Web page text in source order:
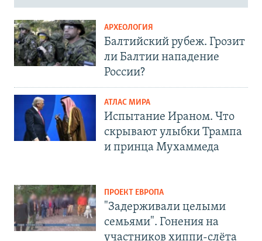
АРХЕОЛОГИЯ
Балтийский рубеж. Грозит
ли Балтии нападение
России?
АТЛАС МИРА
Испытание Ираном. Что
скрывают улыбки Трампа
и принца Мухаммеда
ПРОЕКТ ЕВРОПА
"Задерживали целыми
семьями". Гонения на
участников хиппи-слёта